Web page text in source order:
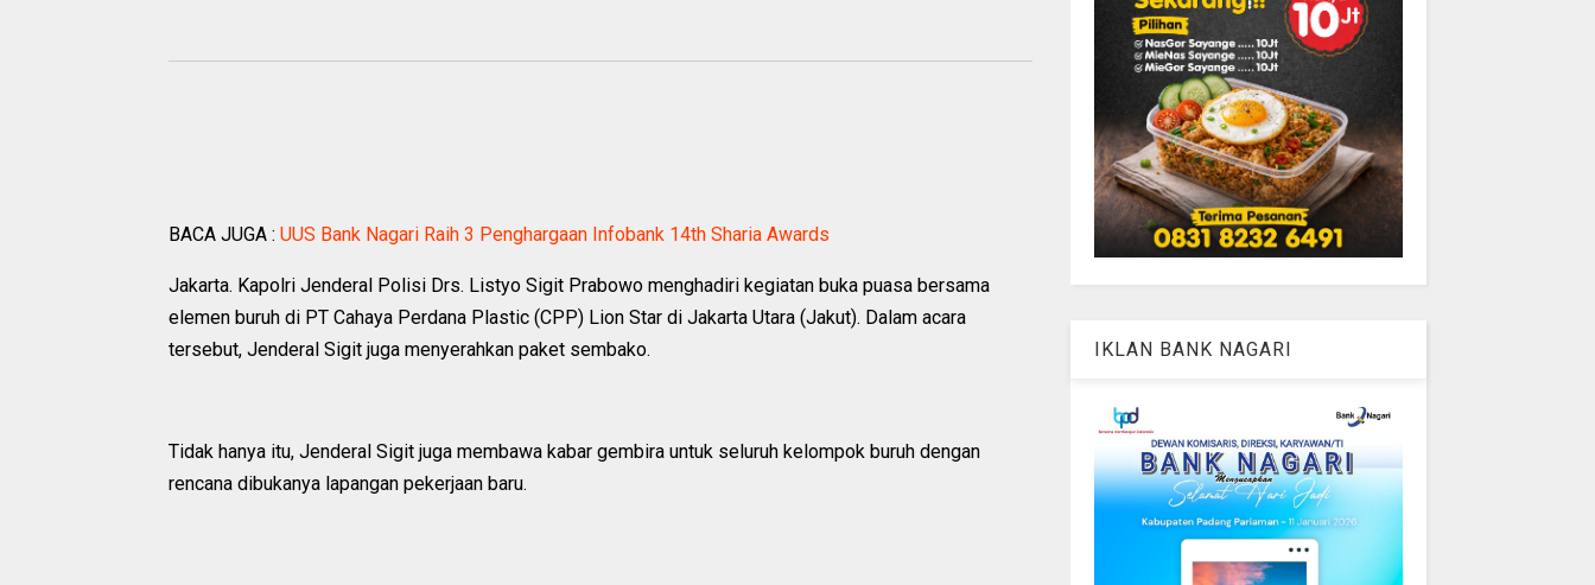
BACA JUGA : UUS Bank Nagari Raih 3 Penghargaan Infobank 14th Sharia Awards
Jakarta. Kapolri Jenderal Polisi Drs. Listyo Sigit Prabowo menghadiri kegiatan buka puasa bersama
elemen buruh di PT Cahaya Perdana Plastic (CPP) Lion Star di Jakarta Utara (Jakut). Dalam acara
tersebut, Jenderal Sigit juga menyerahkan paket sembako.
Tidak hanya itu, Jenderal Sigit juga membawa kabar gembira untuk seluruh kelompok buruh dengan
rencana dibukanya lapangan pekerjaan baru.
IKLAN BANK NAGARI